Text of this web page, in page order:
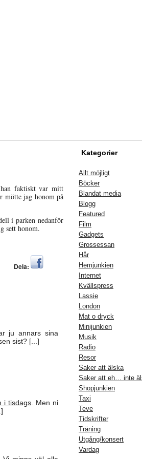
faktiskt var mitt
mötte jag honom på
i parken nedanför
sett honom.
Dela:
ju annars sina
sist? [...]
i tisdags. Men ni
Kategorier
Allt möjligt
Böcker
Blandat media
Blogg
Featured
Film
Gadgets
Grossessan
Hår
Hemjunkien
Internet
Kvällspress
Lassie
London
Mat o dryck
Minijunkien
Musik
Radio
Resor
Saker att älska
Saker att eh… inte
Shopjunkien
Taxi
Teve
Tidskrifter
Träning
Utgång/konsert
Vardag